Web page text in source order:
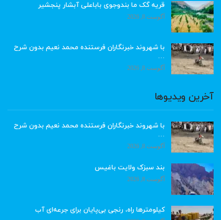
قریه گک ما بندوجوی باباعلی آبشار پنجشیر
آگوست 8, 2026
با شهروند خبرنگاران فرستنده محمد نعیم بدون شرح
…
آگوست 8, 2026
آخرین ویدیوها
با شهروند خبرنگاران فرستنده محمد نعیم بدون شرح
…
آگوست 8, 2026
بند سبزک ولایت باغیس
آگوست 8, 2026
کیلومترها راه، رنجی بی‌پایان برای جرعه‌ای آب